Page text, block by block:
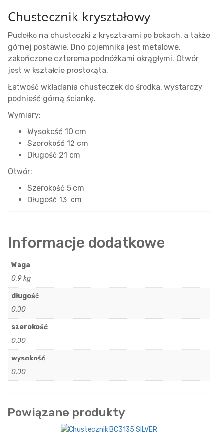
Chustecznik kryształowy
Pudełko na chusteczki z kryształami po bokach, a także
górnej postawie. Dno pojemnika jest metalowe,
zakończone czterema podnóżkami okrągłymi. Otwór
jest w kształcie prostokąta.
Łatwość wkładania chusteczek do środka, wystarczy
podnieść górną ściankę.
Wymiary:
Wysokość 10 cm
Szerokość 12 cm
Długość 21 cm
Otwór:
Szerokość 5 cm
Długość 13 cm
Informacje dodatkowe
Waga
0,9 kg
długość
0.00
szerokość
0.00
wysokość
0.00
Powiązane produkty